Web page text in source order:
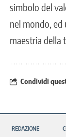
simbolo del
nel mondo, ed
maestria della
Condividi
REDAZIONE